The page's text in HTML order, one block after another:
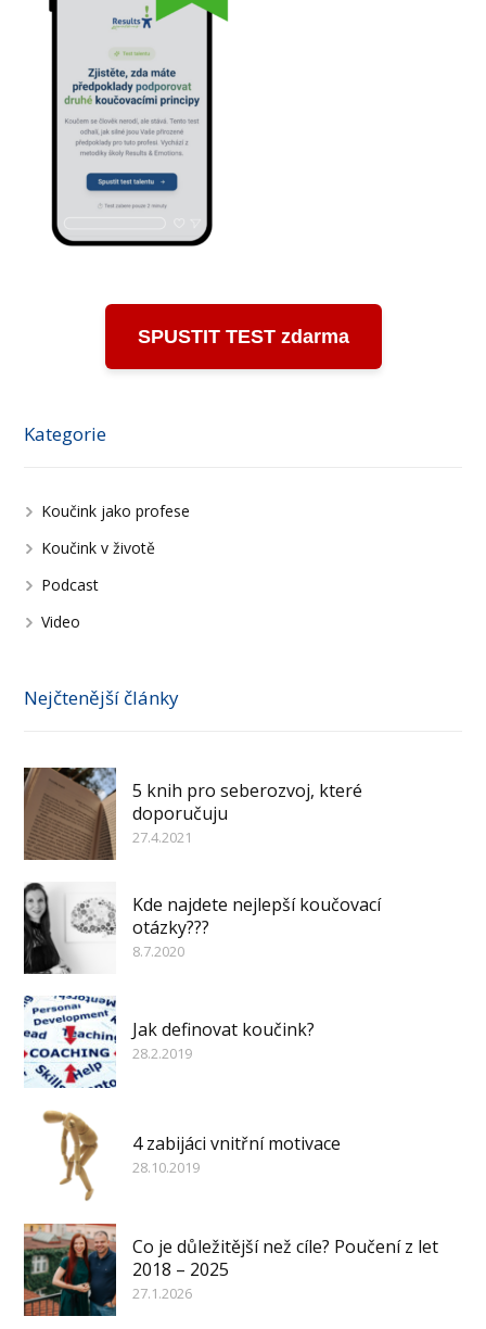
SPUSTIT TEST zdarma
Kategorie
Koučink jako profese
Koučink v životě
Podcast
Video
Nejčtenější články
5 knih pro seberozvoj, které
doporučuju
27.4.2021
Kde najdete nejlepší koučovací
otázky???
8.7.2020
Jak definovat koučink?
28.2.2019
4 zabijáci vnitřní motivace
28.10.2019
Co je důležitější než cíle? Poučení z let
2018 – 2025
27.1.2026